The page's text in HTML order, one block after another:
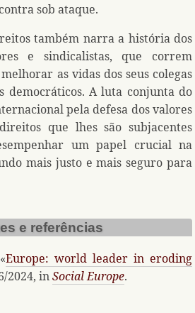
sob ataque.
também narra a história dos
e sindicalistas, que correm
as vidas dos seus colegas
democráticos. A luta conjunta do
pela defesa dos valores
que lhes são subjacentes
um papel crucial na
mais justo e mais seguro para
e referências
Europe: world leader in eroding
2024, inSocial Europe.